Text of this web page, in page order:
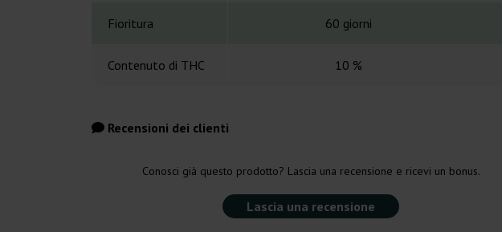
Fioritura 60 giorni
Contenuto di THC 10 %
Recensioni dei clienti
Conosci già questo prodotto? Lascia una recensione e ricevi un bonus.
Lascia una recensione